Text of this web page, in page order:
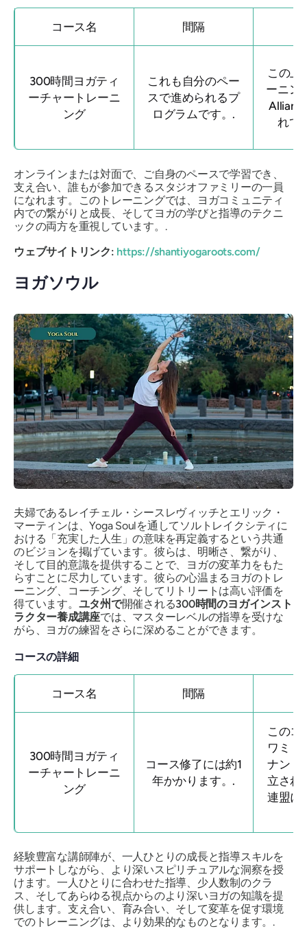
コース名 間隔
300時間ヨガティ
ーチャートレーニ
ング
これも自分のペー
スで進められるプ
ログラムです。.
この上
ーニン
れて
オンラインまたは対面で、ご自身のペースで学習でき、
支え合い、誰もが参加できるスタジオファミリーの一員
になれます。このトレーニングでは、ヨガコミュニティ
内での繋がりと成長、そしてヨガの学びと指導のテクニ
ックの両方を重視しています。.
ウェブサイトリンク: https://shantiyogaroots.com/
ヨガソウル
夫婦であるレイチェル・シースレヴィッチとエリック・
マーティンは、Yoga Soulを通してソルトレイクシティに
おける「充実した人生」の意味を再定義するという共通
のビジョンを掲げています。彼らは、明晰さ、繋がり、
そして目的意識を提供することで、ヨガの変革力をもた
らすことに尽力しています。彼らの心温まるヨガのトレ
ーニング、コーチング、そしてリトリートは高い評価を
得ています。 ユタ州で開催される300時間のヨガインスト
ラクター養成講座では、マスターレベルの指導を受けな
がら、ヨガの練習をさらに深めることができます。
コースの詳細
コース名 間隔
300時間ヨガティ
ーチャートレーニ
ング
コース修了には約1
年かかります。.
このコ
ワミ・
ナンド
立され
連盟に
経験豊富な講師陣が、一人ひとりの成長と指導スキルを
サポートしながら、より深いスピリチュアルな洞察を授
けます。一人ひとりに合わせた指導、少人数制のクラ
ス、そしてあらゆる視点からのより深いヨガの知識を提
供します。支え合い、育み合い、そして変革を促す環境
でのトレーニングは、より効果的なものとなります。.